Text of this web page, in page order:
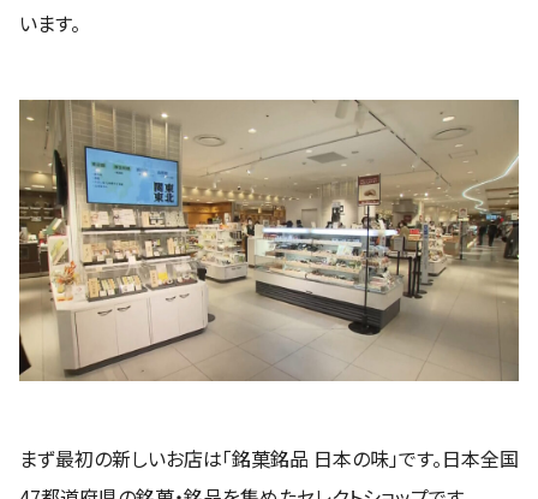
います。
まず最初の新しいお店は「銘菓銘品 日本の味」です。日本全国